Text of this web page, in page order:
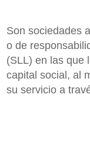
Son sociedades
o de
(SLL) en las que
capital social, al
su servicio a